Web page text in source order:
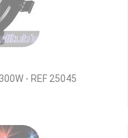
- REF 25045